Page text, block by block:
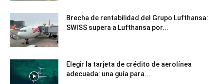
Brecha de rentabilidad del Grupo Lufthansa:
SWISS supera a Lufthansa por...
Elegir la tarjeta de crédito de aerolínea
adecuada: una guía para...